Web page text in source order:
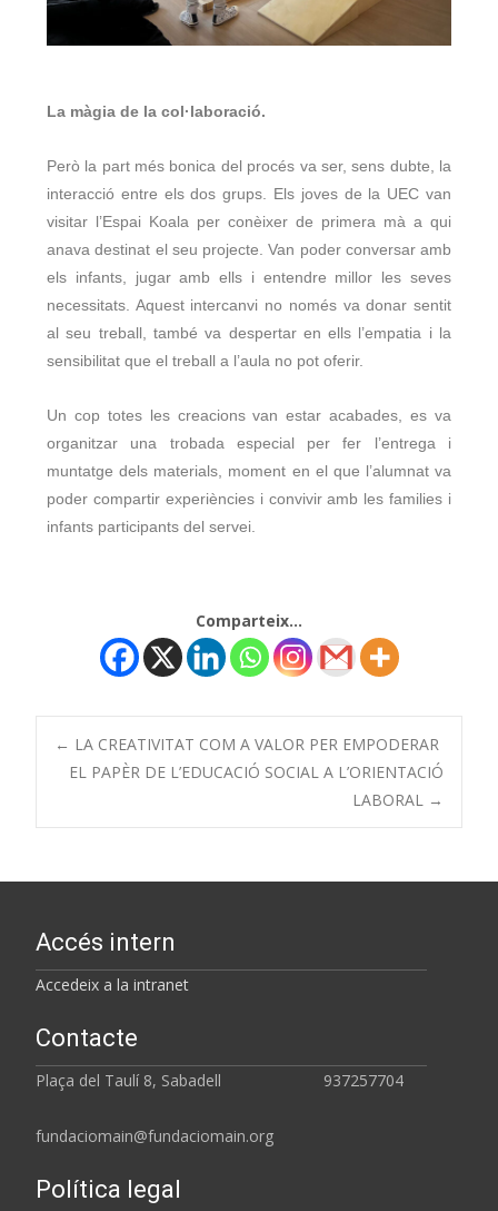
La màgia de la col·laboració.
Però la part més bonica del procés va ser, sens dubte, la
interacció entre els dos grups. Els joves de la UEC van
visitar l’Espai Koala per conèixer de primera mà a qui
anava destinat el seu projecte. Van poder conversar amb
els infants, jugar amb ells i entendre millor les seves
necessitats. Aquest intercanvi no només va donar sentit
al seu treball, també va despertar en ells l’empatia i la
sensibilitat que el treball a l’aula no pot oferir.
Un cop totes les creacions van estar acabades, es va
organitzar una trobada especial per fer l’entrega i
muntatge dels materials, moment en el que l’alumnat va
poder compartir experiències i convivir amb les families i
infants participants del servei.
Comparteix...
← LA CREATIVITAT COM A VALOR PER EMPODERAR
EL PAPÈR DE L’EDUCACIÓ SOCIAL A L’ORIENTACIÓ
LABORAL →
Accés intern
Accedeix a la intranet
Contacte
Plaça del Taulí 8, Sabadell 937257704
fundaciomain@fundaciomain.org
Política legal